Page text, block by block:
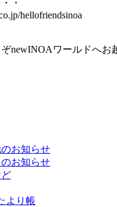
・
hellofriendsinoa
newINOAワールドへお
お知らせ
お知らせ
より帳